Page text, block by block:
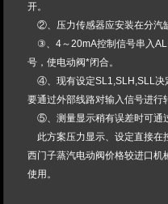
开。
②、压力传感器应安装在分汽
③、4～20mA控制信号串入
号，使电动阀*闭合。
④、现有设定SL1,SLH,SLL决
要通过外部线路对输入信号进
⑤、测量显示稍有误差时可通
此方案压力显示、设定直接在
西门子蒸汽电动阀价格较进口机
使用。